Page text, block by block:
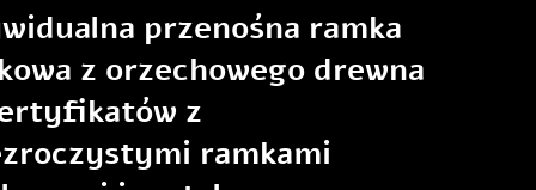
przenośna ramka
z orzechowego drewna
z
ramkami